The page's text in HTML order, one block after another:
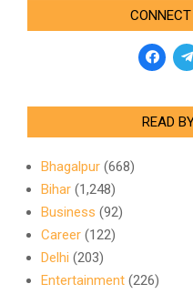
READ
Bhagalpur (668)
Bihar (1,248)
Business (92)
Career (122)
Delhi (203)
Entertainment (226)